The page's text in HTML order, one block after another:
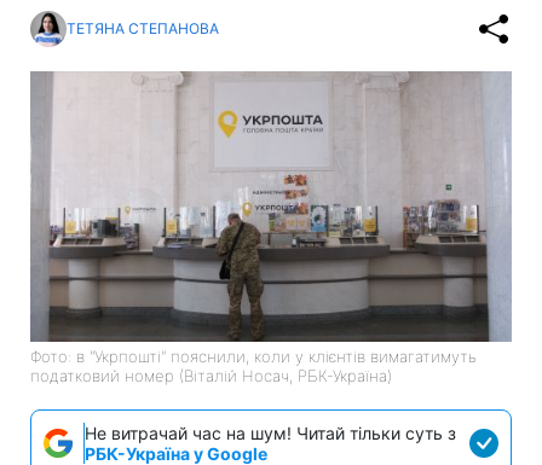
ТЕТЯНА СТЕПАНОВА
Фото: в "Укрпошті" пояснили, коли у клієнтів вимагатимуть
податковий номер (Віталій Носач, РБК-Україна)
Не витрачай час на шум! Читай тільки суть з
РБК-Україна у Google